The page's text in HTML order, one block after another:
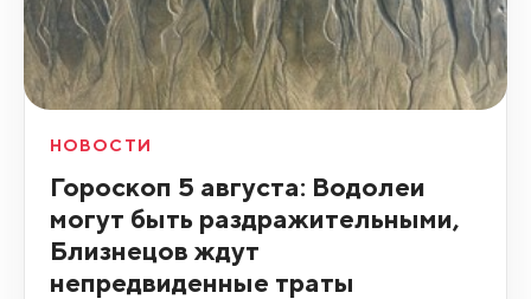
НОВОСТИ
Гороскоп 5 августа: Водолеи
могут быть раздражительными,
Близнецов ждут
непредвиденные траты